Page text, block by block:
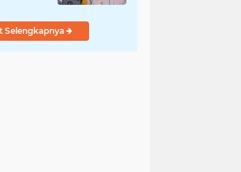
Selengkapnya